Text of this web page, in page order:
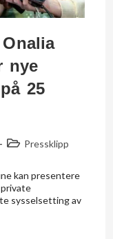
nye
25
Pressklipp
kan presentere
sysselsetting av